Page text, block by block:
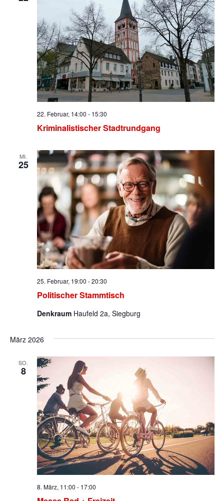
Kriminalistischer Stadtrundgang
22. Februar, 14:00 - 15:30
MI.
25
Politischer Stammtisch
25. Februar, 19:00 -20:30
Denkraum Haufeld 2a, Siegburg
März 2026
SO.
8
8. März, 11:00 - 17:00